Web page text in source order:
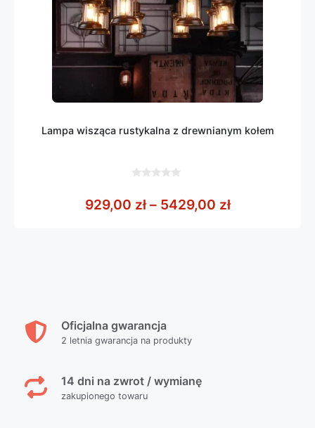
Lampa wisząca rustykalna z drewnianym kołem
5
929,00 zł – 5429,00 złZakres cen:
Oficjalna gwarancja
2 letnia gwarancja na produkty
14 dni na zwrot / wymianę
zakupionego towaru